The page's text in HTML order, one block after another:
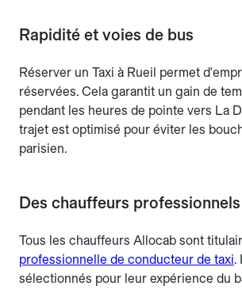
Rapidité et voies de bus
Réserver un Taxi à Rueil permet
réservées. Cela garantit un gain de
pendant les heures de pointe vers La
trajet est optimisé pour éviter les
parisien.
Des chauffeurs
Tous les chauffeurs Allocab sont
professionnelle de conducteur de taxi.
sélectionnés pour leur expérience du